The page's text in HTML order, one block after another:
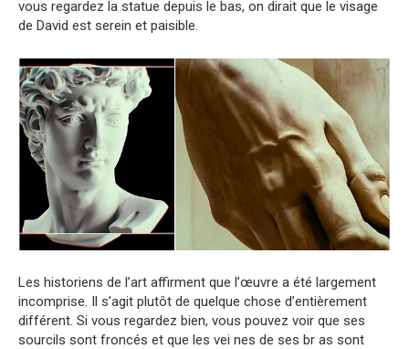
vous regardez la statue depuis le bas, on dirait que le visage
de David est serein et paisible.
Les historiens de l’art affirment que l’œuvre a été largement
incomprise. Il s’agit plutôt de quelque chose d’entièrement
différent. Si vous regardez bien, vous pouvez voir que ses
sourcils sont froncés et que les vei nes de ses br as sont